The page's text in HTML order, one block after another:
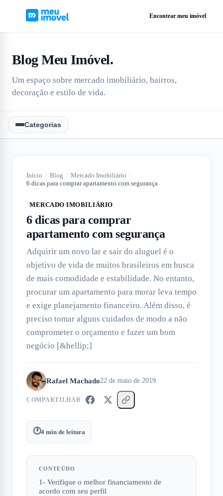
Encontrar meu imóvel
Blog Meu Imóvel.
Um espaço sobre mercado imobiliário, bairros,
decoração e estilo de vida.
Categorias
Início / Blog / Mercado Imobiliário /
6 dicas para comprar apartamento com segurança
MERCADO IMOBILIÁRIO
6 dicas para comprar
apartamento com segurança
Adquirir um novo lar e sair do aluguel é o
objetivo de vida de muitos brasileiros em busca
de mais comodidade e estabilidade. No entanto,
procurar um apartamento para morar leva tempo
e exige planejamento financeiro. Além disso, é
preciso tomar alguns cuidados de modo a não
comprometer o orçamento e fazer um bom
negócio [&hellip;]
Rafael Machado22 de maio de 2019
COMPARTILHAR
🕐4 min de leitura
CONTEÚDO
1- Verifique o melhor financiamento de
acordo com seu perfil